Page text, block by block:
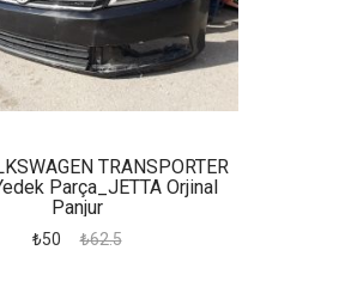
TRANSPORTER
Parça_JETTA Orjinal
Panjur
₺50 ₺62.5